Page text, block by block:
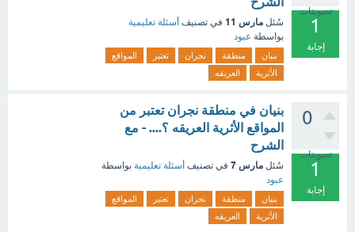
تصويتات
1
إجابة
سُئل مارس 11 في تصنيف أسئلة تعليمية
بواسطة عبود
بنيان منطقة نجران تعتبر
المواقع
الأثرية
العريقه
0
تصويتات
1
إجابة
بنيان في منطقة نجران تعتبر من
المواقع الأثرية العريقه ؟.... - مع
الشرح
سُئل مارس 7 في تصنيف أسئلة تعليمية بواسطة
عبود
بنيان منطقة نجران تعتبر
المواقع
الأثرية
العريقه